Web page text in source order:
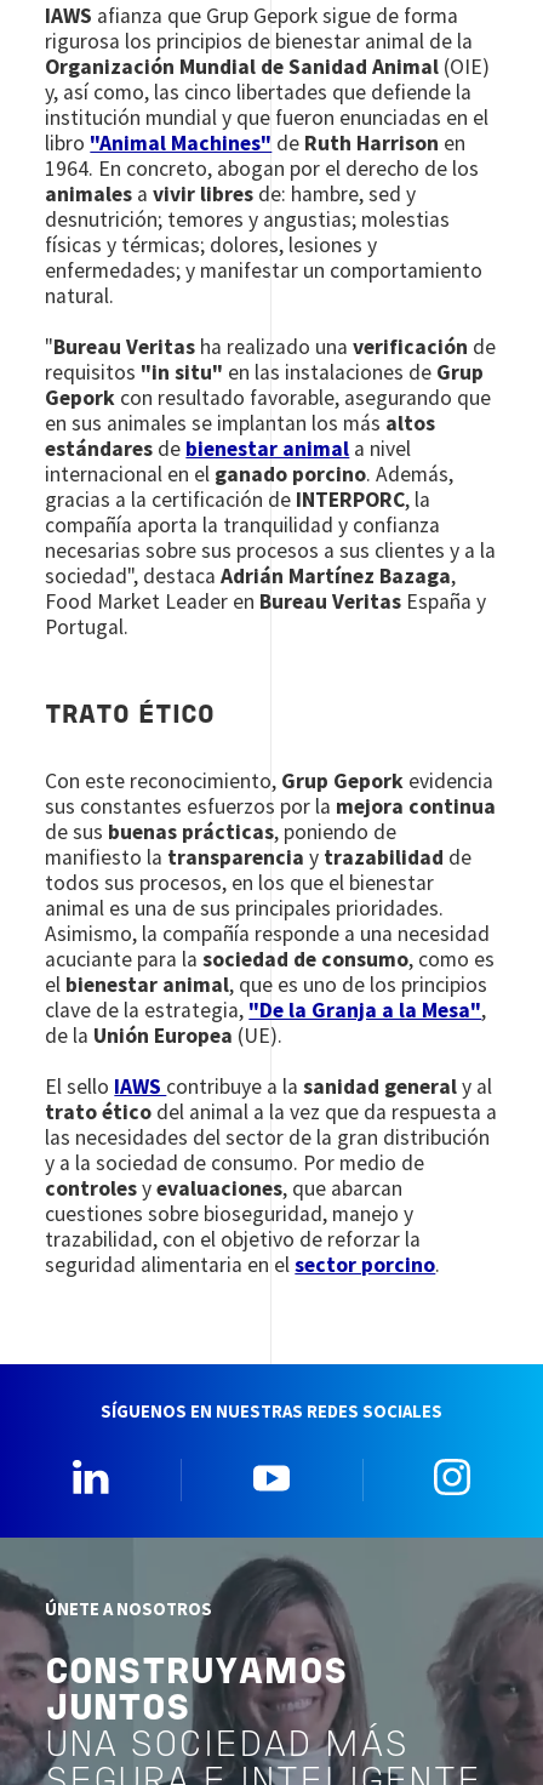
IAWS afianza que Grup Gepork sigue de forma
rigurosa los principios de bienestar animal de la
Organización Mundial de Sanidad Animal (OIE)
y, así como, las cinco libertades que defiende la
institución mundial y que fueron enunciadas en el
libro "Animal Machines" de Ruth Harrison en
1964. En concreto, abogan por el derecho de los
animales avivir libres de: hambre, sed y
desnutrición; temores y angustias; molestias
físicas y térmicas; dolores, lesiones y
enfermedades; y manifestar un comportamiento
natural.
"Bureau Veritas ha realizado unaverificación de
requisitos "in situ" en las instalaciones de Grup
Gepork con resultado favorable, asegurando que
en sus animales se implantan los más altos
estándares de bienestar animal a nivel
internacional en el ganado porcino. Además,
gracias a la certificación de INTERPORC, la
compañía aporta la tranquilidad y confianza
necesarias sobre sus procesos a sus clientes y a la
sociedad", destacaAdrián Martínez Bazaga,
Food Market Leader en Bureau Veritas España y
Portugal.
TRATO ÉTICO
Con este reconocimiento, Grup Gepork evidencia
sus constantes esfuerzos por la mejora continua
de sus buenas prácticas, poniendo de
manifiesto la transparenciay trazabilidad de
todos sus procesos, en los que el bienestar
animal es una de sus principales prioridades.
Asimismo, la compañía responde a una necesidad
acuciante para la sociedad de consumo, como es
el bienestar animal, que es uno de los principios
clave de la estrategia, "De la Granja a la Mesa",
de la Unión Europea (UE).
El sello IAWS contribuye a lasanidad generaly al
trato ético del animal a la vez que da respuesta a
las necesidades del sector de la gran distribución
y a la sociedad de consumo. Por medio de
controlesyevaluaciones, que abarcan
cuestiones sobre bioseguridad, manejo y
trazabilidad, con el objetivo de reforzar la
seguridad alimentaria en elsector porcino.
SÍGUENOS EN NUESTRAS REDES SOCIALES
ÚNETE A NOSOTROS
CONSTRUYAMOS
JUNTOS
UNA SOCIEDAD MÁS